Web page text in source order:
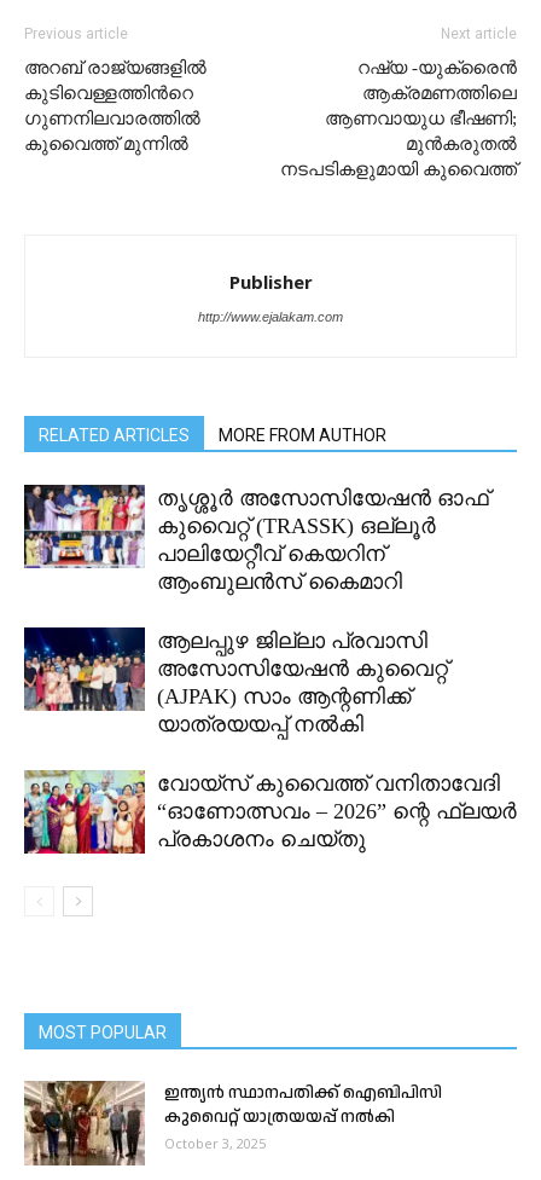
Previous article
അറബ് രാജ്യങ്ങളില്‍
കുടിവെള്ളത്തിന്‍റെ
ഗുണനിലവാരത്തില്‍
കുവൈത്ത് മുന്നില്‍
Next article
റഷ്യ -യുക്രൈൻ
ആക്രമണത്തിലെ
ആണവായുധ ഭീഷണി;
മുൻകരുതൽ
നടപടികളുമായി കുവൈത്ത്
Publisher
http://www.ejalakam.com
RELATED ARTICLES MORE FROM AUTHOR
തൃശ്ശൂർ അസോസിയേഷൻ ഓഫ്
കുവൈറ്റ്‌ (TRASSK) ഒല്ലൂർ
പാലിയേറ്റീവ് കെയറിന്
ആംബുലൻസ് കൈമാറി
ആലപ്പുഴ ജില്ലാ പ്രവാസി
അസോസിയേഷൻ കുവൈറ്റ്
(AJPAK) സാം ആന്റണിക്ക്
യാത്രയയപ്പ് നൽകി
വോയ്സ് കുവൈത്ത് വനിതാവേദി
“ഓണോത്സവം – 2026” ന്റെ ഫ്ലയർ
പ്രകാശനം ചെയ്തു
MOST POPULAR
ഇന്ത്യൻ സ്ഥാനപതിക്ക് ഐബിപിസി
കുവൈറ്റ് യാത്രയയപ്പ് നൽകി
October 3, 2025